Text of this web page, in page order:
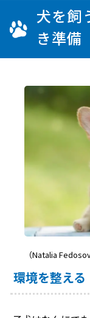
犬を飼
き準備
（Natalia
環境を整える